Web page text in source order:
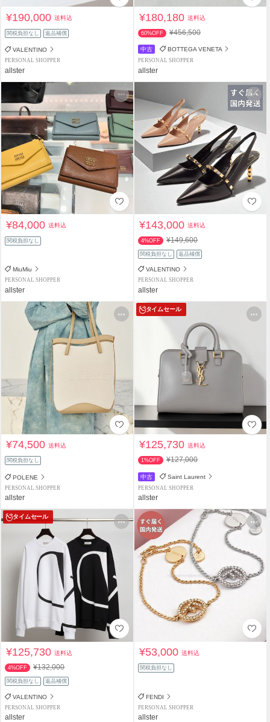
¥190,000送料込
関税負担なし 返品補償
VALENTINO
PERSONAL SHOPPER
allster
¥180,180送料込
60%OFF ¥456,500
中古 BOTTEGA VENETA
PERSONAL SHOPPER
allster
¥84,000送料込
関税負担なし
MiuMiu
PERSONAL SHOPPER
allster
¥143,000送料込
4%OFF ¥149,600
関税負担なし 返品補償
VALENTINO
PERSONAL SHOPPER
allster
¥74,500送料込
関税負担なし
POLENE
PERSONAL SHOPPER
allster
タイムセール
¥125,730送料込
1%OFF ¥127,000
中古 Saint Laurent
PERSONAL SHOPPER
allster
タイムセール
¥125,730送料込
4%OFF ¥132,000
関税負担なし 返品補償
VALENTINO
PERSONAL SHOPPER
allster
¥53,000送料込
関税負担なし
FENDI
PERSONAL SHOPPER
allster